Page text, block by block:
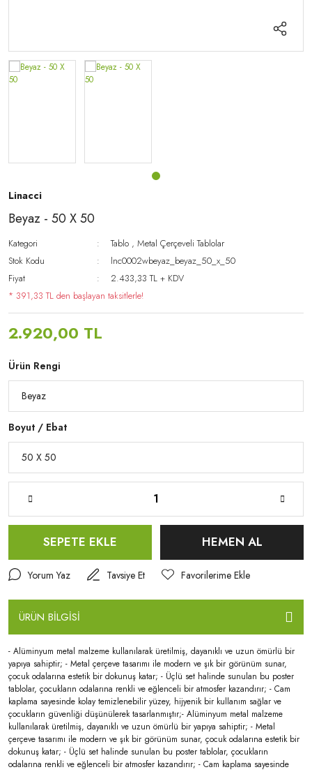
Linacci
Beyaz - 50 X 50
Kategori Tablo ,Metal Çerçeveli Tablolar
Stok Kodu
lnc0002wbeyaz_beyaz_50_x_50
Fiyat
2.433,33 TL + KDV
* 391,33 TL den başlayan taksitlerle!
2.920,00 TL
Ürün Rengi
Boyut / Ebat
SEPETE EKLE HEMEN AL
Yorum Yaz Tavsiye Et
ÜRÜN BİLGİSİ
- Alüminyum metal malzeme kullanılarak üretilmiş, dayanıklı ve uzun ömürlü bir
yapıya sahiptir; - Metal çerçeve tasarımı ile modern ve şık bir görünüm sunar,
çocuk odalarına estetik bir dokunuş katar; - Üçlü set halinde sunulan bu poster
tablolar, çocukların odalarına renkli ve eğlenceli bir atmosfer kazandırır; - Cam
kaplama sayesinde kolay temizlenebilir yüzey, hijyenik bir kullanım sağlar ve
çocukların güvenliği düşünülerek tasarlanmıştır;- Alüminyum metal malzeme
kullanılarak üretilmiş, dayanıklı ve uzun ömürlü bir yapıya sahiptir; - Metal
çerçeve tasarımı ile modern ve şık bir görünüm sunar, çocuk odalarına estetik bir
dokunuş katar; - Üçlü set halinde sunulan bu poster tablolar, çocukların
odalarına renkli ve eğlenceli bir atmosfer kazandırır; - Cam kaplama sayesinde